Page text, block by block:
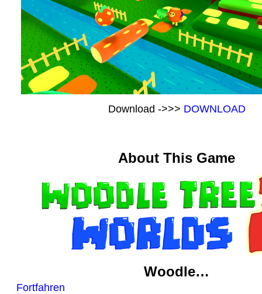
Download ->>> DOWNLOAD
About This Game
Woodle…
Fortfahren